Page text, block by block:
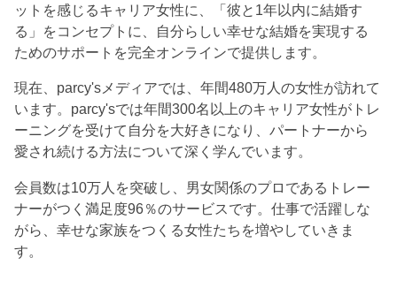
ットを感じるキャリア女性に、「彼と1年以内に結婚す
る」をコンセプトに、自分らしい幸せな結婚を実現する
ためのサポートを完全オンラインで提供します。
現在、parcy'sメディアでは、年間480万人の女性が訪れて
います。parcy'sでは年間300名以上のキャリア女性がトレ
ーニングを受けて自分を大好きになり、パートナーから
愛され続ける方法について深く学んでいます。
会員数は10万人を突破し、男女関係のプロであるトレー
ナーがつく満足度96％のサービスです。仕事で活躍しな
がら、幸せな家族をつくる女性たちを増やしていきま
す。